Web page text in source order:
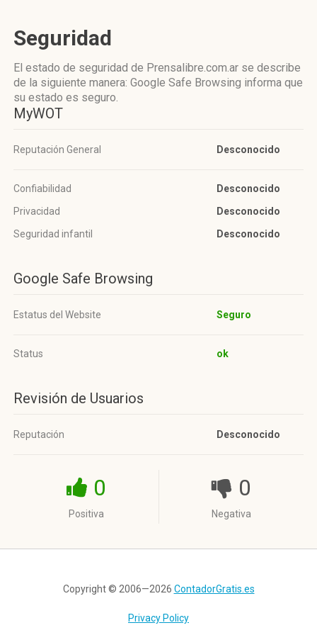
Seguridad
El estado de seguridad de Prensalibre.com.ar se describe
de la siguiente manera: Google Safe Browsing informa que
su estado es seguro.
MyWOT
Reputación General Desconocido
Confiabilidad
Desconocido
Privacidad
Desconocido
Seguridad infantil
Desconocido
Google Safe Browsing
Estatus del Website Seguro
Status ok
Revisión de Usuarios
Reputación Desconocido
0
Positiva
0
Negativa
Copyright © 2006—2026 ContadorGratis.es
Privacy Policy